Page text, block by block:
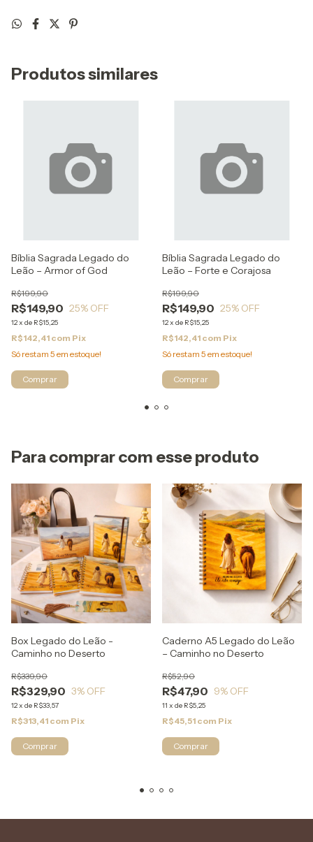
Produtos similares
Bíblia Sagrada Legado do
Leão – Armor of God
R$149,90
R$199,90
25% OFF
12x de R$15,25
R$142,41 com Pix
Só restam 5 em estoque!
Bíblia Sagrada Legado do
Leão – Forte e Corajosa
R$149,90
R$199,90
25% OFF
12x de R$15,25
R$142,41 com Pix
Só restam 5 em estoque!
Para comprar com esse produto
Box Legado do Leão -
Caminho no Deserto
R$329,90
R$339,90
3% OFF
12x de R$33,57
R$313,41 com Pix
Caderno A5 Legado do Leão
– Caminho no Deserto
R$47,90
R$52,90
9% OFF
11 x de R$5,25
R$45,51 com Pix